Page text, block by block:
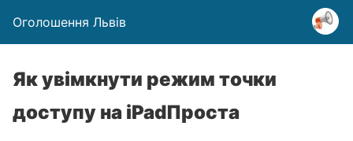
Оголошення Львів
Як увімкнути режим точки
доступу на iPadПроста